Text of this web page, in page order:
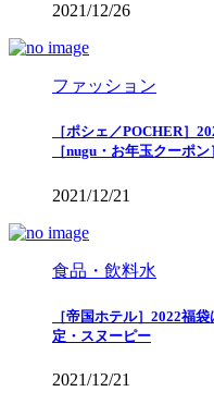
2021/12/26
ファッション
［ポシェ／POCHER］
［nugu・お年玉クーポン
2021/12/21
食品・飲料水
［帝国ホテル］2022福
定・スヌーピー
2021/12/21